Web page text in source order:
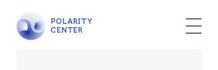
POLARITY
CENTER